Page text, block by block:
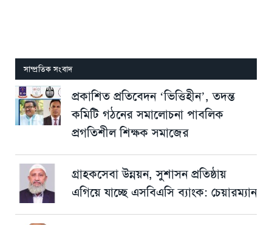
সাম্প্রতিক সংবাদ
প্রকাশিত প্রতিবেদন ‘ভিত্তিহীন’, তদন্ত
কমিটি গঠনের সমালোচনা পাবলিক
প্রগতিশীল শিক্ষক সমাজের
গ্রাহকসেবা উন্নয়ন, সুশাসন প্রতিষ্ঠায়
এগিয়ে যাচ্ছে এসবিএসি ব্যাংক: চেয়ারম্যান